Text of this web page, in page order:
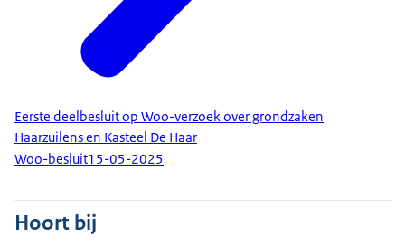
Eerste deelbesluit op Woo-verzoek over grondzaken
Haarzuilens en Kasteel De Haar
Woo-besluit15-05-2025
Hoort bij